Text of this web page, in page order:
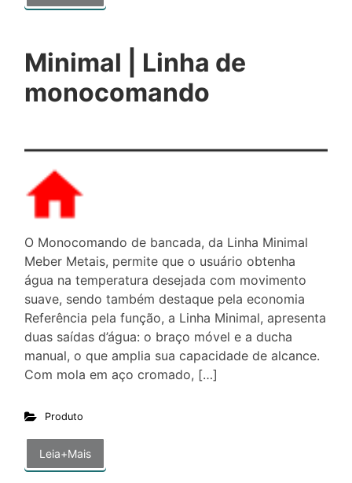
Minimal | Linha de
monocomando
O Monocomando de bancada, da Linha Minimal
Meber Metais, permite que o usuário obtenha
água na temperatura desejada com movimento
suave, sendo também destaque pela economia
Referência pela função, a Linha Minimal, apresenta
duas saídas d’água: o braço móvel e a ducha
manual, o que amplia sua capacidade de alcance.
Com mola em aço cromado, […]
Produto
Leia+Mais